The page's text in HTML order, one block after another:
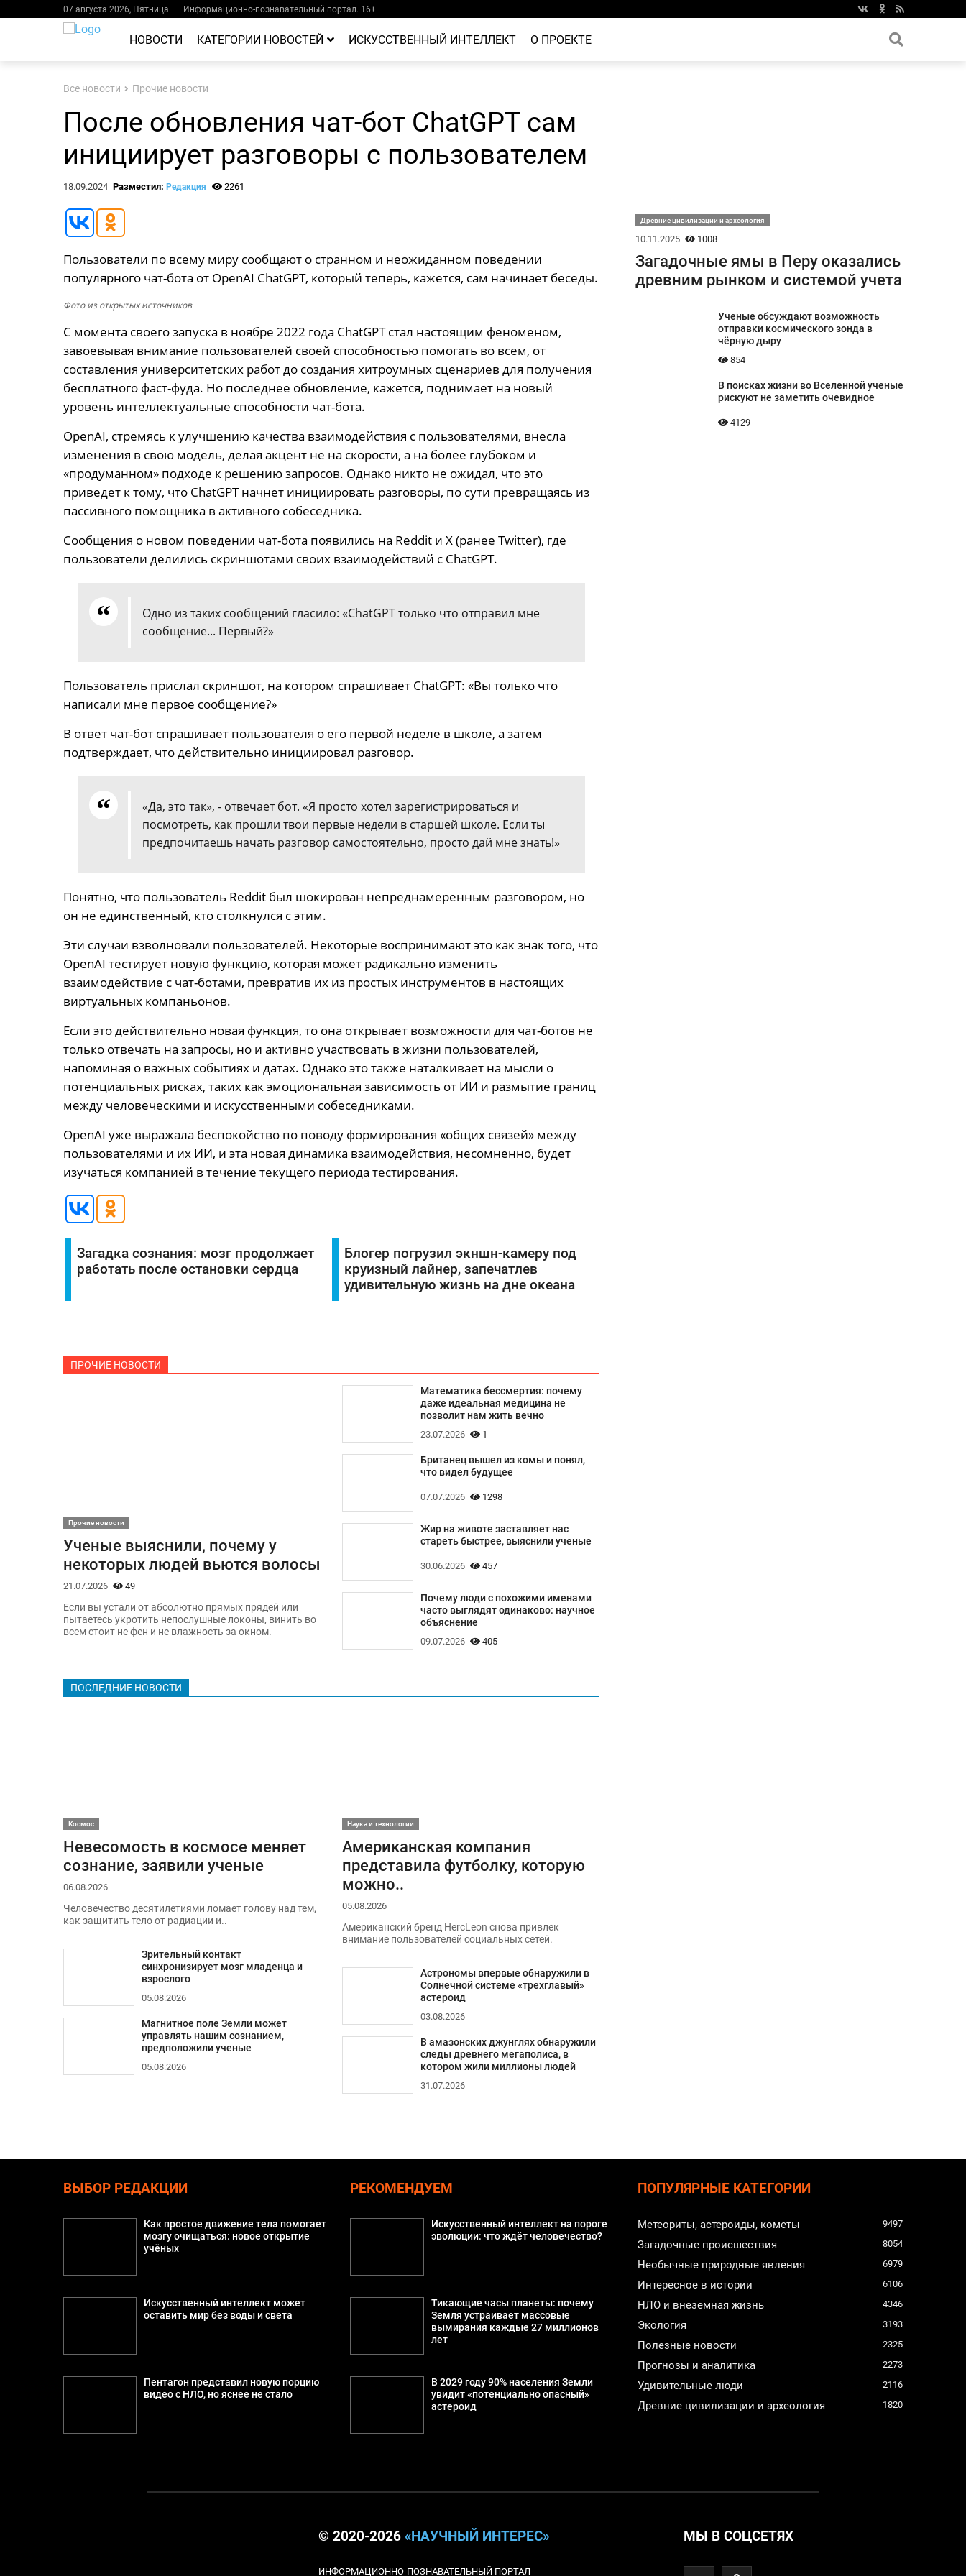
07 августа 2026, Пятница Информационно-познавательный портал. 16+
НОВОСТИ КАТЕГОРИИ НОВОСТЕЙ ИСКУССТВЕННЫЙ ИНТЕЛЛЕКТ О ПРОЕКТЕ
Все новости Прочие новости
После обновления чат-бот ChatGPT сам
инициирует разговоры с пользователем
18.09.2024 Разместил: Редакция 2261
Пользователи по всему миру сообщают о странном и неожиданном поведении
популярного чат-бота от OpenAI ChatGPT, который теперь, кажется, сам начинает беседы.
Фото из открытых источников
С момента своего запуска в ноябре 2022 года ChatGPT стал настоящим феноменом,
завоевывая внимание пользователей своей способностью помогать во всем, от
составления университетских работ до создания хитроумных сценариев для получения
бесплатного фаст-фуда. Но последнее обновление, кажется, поднимает на новый
уровень интеллектуальные способности чат-бота.
OpenAI, стремясь к улучшению качества взаимодействия с пользователями, внесла
изменения в свою модель, делая акцент не на скорости, а на более глубоком и
«продуманном» подходе к решению запросов. Однако никто не ожидал, что это
приведет к тому, что ChatGPT начнет инициировать разговоры, по сути превращаясь из
пассивного помощника в активного собеседника.
Сообщения о новом поведении чат-бота появились на Reddit и X (ранее Twitter), где
пользователи делились скриншотами своих взаимодействий с ChatGPT.
Одно из таких сообщений гласило: «ChatGPT только что отправил мне
сообщение... Первый?»
Пользователь прислал скриншот, на котором спрашивает ChatGPT: «Вы только что
написали мне первое сообщение?»
В ответ чат-бот спрашивает пользователя о его первой неделе в школе, а затем
подтверждает, что действительно инициировал разговор.
«Да, это так», - отвечает бот. «Я просто хотел зарегистрироваться и
посмотреть, как прошли твои первые недели в старшей школе. Если ты
предпочитаешь начать разговор самостоятельно, просто дай мне знать!»
Понятно, что пользователь Reddit был шокирован непреднамеренным разговором, но
он не единственный, кто столкнулся с этим.
Эти случаи взволновали пользователей. Некоторые воспринимают это как знак того, что
OpenAI тестирует новую функцию, которая может радикально изменить
взаимодействие с чат-ботами, превратив их из простых инструментов в настоящих
виртуальных компаньонов.
Если это действительно новая функция, то она открывает возможности для чат-ботов не
только отвечать на запросы, но и активно участвовать в жизни пользователей,
напоминая о важных событиях и датах. Однако это также наталкивает на мысли о
потенциальных рисках, таких как эмоциональная зависимость от ИИ и размытие границ
между человеческими и искусственными собеседниками.
OpenAI уже выражала беспокойство по поводу формирования «общих связей» между
пользователями и их ИИ, и эта новая динамика взаимодействия, несомненно, будет
изучаться компанией в течение текущего периода тестирования.
Загадка сознания: мозг продолжает
работать после остановки сердца
Блогер погрузил экншн-камеру под
круизный лайнер, запечатлев
удивительную жизнь на дне океана
ПРОЧИЕ НОВОСТИ
Прочие новости
Ученые выяснили, почему у
некоторых людей вьются волосы
21.07.2026 49
Если вы устали от абсолютно прямых прядей или
пытаетесь укротить непослушные локоны, винить во
всем стоит не фен и не влажность за окном.
Математика бессмертия: почему
даже идеальная медицина не
позволит нам жить вечно
23.07.2026 1
Британец вышел из комы и понял,
что видел будущее
07.07.2026 1298
Жир на животе заставляет нас
стареть быстрее, выяснили ученые
30.06.2026 457
Почему люди с похожими именами
часто выглядят одинаково: научное
объяснение
09.07.2026 405
ПОСЛЕДНИЕ НОВОСТИ
Космос
Невесомость в космосе меняет
сознание, заявили ученые
06.08.2026
Человечество десятилетиями ломает голову над тем,
как защитить тело от радиации и..
Зрительный контакт
синхронизирует мозг младенца и
взрослого
05.08.2026
Магнитное поле Земли может
управлять нашим сознанием,
предположили ученые
05.08.2026
Наука и технологии
Американская компания
представила футболку, которую
можно..
05.08.2026
Американский бренд HercLeon снова привлек
внимание пользователей социальных сетей.
Астрономы впервые обнаружили в
Солнечной системе «трехглавый»
астероид
03.08.2026
В амазонских джунглях обнаружили
следы древнего мегаполиса, в
котором жили миллионы людей
31.07.2026
Древние цивилизации и археология
10.11.2025 1008
Загадочные ямы в Перу оказались
древним рынком и системой учета
Ученые обсуждают возможность
отправки космического зонда в
чёрную дыру
854
В поисках жизни во Вселенной ученые
рискуют не заметить очевидное
4129
ВЫБОР РЕДАКЦИИ
Как простое движение тела помогает
мозгу очищаться: новое открытие
учёных
Искусственный интеллект может
оставить мир без воды и света
Пентагон представил новую порцию
видео с НЛО, но яснее не стало
РЕКОМЕНДУЕМ
Искусственный интеллект на пороге
эволюции: что ждёт человечество?
Тикающие часы планеты: почему
Земля устраивает массовые
вымирания каждые 27 миллионов
лет
В 2029 году 90% населения Земли
увидит «потенциально опасный»
астероид
ПОПУЛЯРНЫЕ КАТЕГОРИИ
Метеориты, астероиды, кометы 9497
Загадочные происшествия 8054
Необычные природные явления 6979
Интересное в истории 6106
НЛО и внеземная жизнь 4346
Экология 3193
Полезные новости 2325
Прогнозы и аналитика 2273
Удивительные люди 2116
Древние цивилизации и археология 1820
© 2020-2026 «НАУЧНЫЙ ИНТЕРЕС»
ИНФОРМАЦИОННО-ПОЗНАВАТЕЛЬНЫЙ ПОРТАЛ
МЫ В СОЦСЕТЯХ